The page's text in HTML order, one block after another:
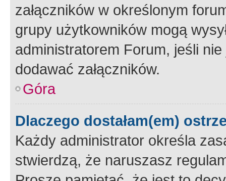
załączników w określonym
grupy użytkowników mogą
administratorem Forum, jeśli
dodawać załączników.
Góra
Dlaczego dostałam(em)
Każdy administrator określa
stwierdzą, że naruszasz